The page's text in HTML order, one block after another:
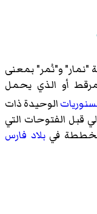
"نمار" و"نُمر" بمعنى
أو الذي يحمل
الوحيدة ذات
قبل الفتوحات التي
فيبلاد فارس